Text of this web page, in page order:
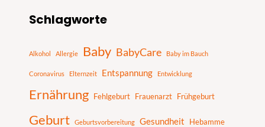
Schlagworte
Alkohol Allergie Baby BabyCare Baby im Bauch
Coronavirus Elternzeit Entspannung Entwicklung
Ernährung Fehlgeburt Frauenarzt Frühgeburt
Geburt Geburtsvorbereitung Gesundheit Hebamme
u
h
e
n